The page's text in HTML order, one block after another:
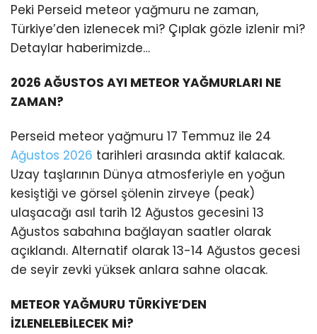
Peki Perseid meteor yağmuru ne zaman,
Türkiye’den izlenecek mi? Çıplak gözle izlenir mi?
Detaylar haberimizde…
2026 AĞUSTOS AYI METEOR YAĞMURLARI NE
ZAMAN?
Perseid meteor yağmuru 17 Temmuz ile 24
Ağustos 2026 tarihleri arasında aktif kalacak.
Uzay taşlarının Dünya atmosferiyle en yoğun
kesiştiği ve görsel şölenin zirveye (peak)
ulaşacağı asıl tarih 12 Ağustos gecesini 13
Ağustos sabahına bağlayan saatler olarak
açıklandı. Alternatif olarak 13-14 Ağustos gecesi
de seyir zevki yüksek anlara sahne olacak.
METEOR YAĞMURU TÜRKİYE’DEN
İZLENELEBİLECEK Mİ?